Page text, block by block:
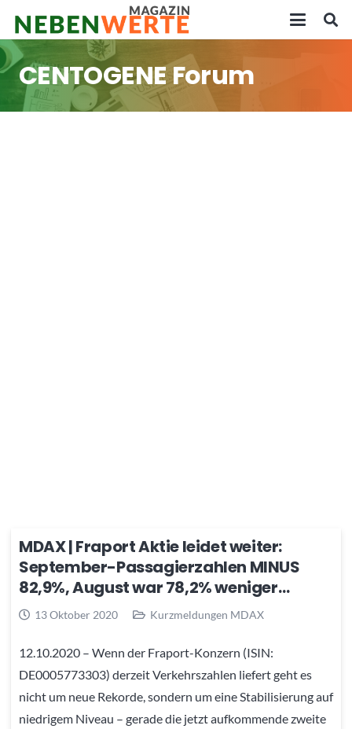
CENTOGENE Forum
MDAX | Fraport Aktie leidet weiter:
September-Passagierzahlen MINUS
82,9%, August war 78,2% weniger…
13 Oktober 2020 Kurzmeldungen MDAX
12.10.2020 – Wenn der Fraport-Konzern (ISIN:
DE0005773303) derzeit Verkehrszahlen liefert geht es
nicht um neue Rekorde, sondern um eine Stabilisierung auf
niedrigem Niveau – gerade die jetzt aufkommende zweite